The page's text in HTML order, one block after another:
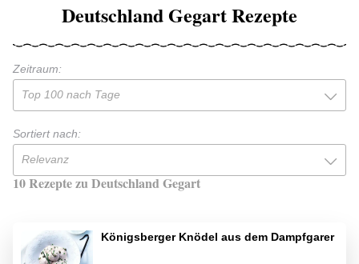
Deutschland Gegart Rezepte
Zeitraum:
Top 100 nach Tage
Sortiert nach:
Relevanz
10 Rezepte zu Deutschland Gegart
Königsberger Knödel aus dem Dampfgarer